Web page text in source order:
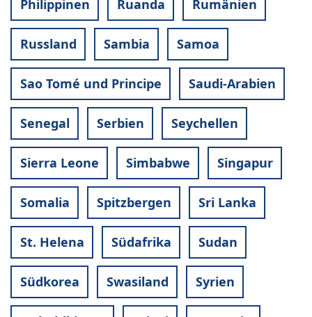
Philippinen Ruanda Rumänien
Russland Sambia Samoa
Sao Tomé und Principe Saudi-Arabien
Senegal Serbien Seychellen
Sierra Leone Simbabwe Singapur
Somalia Spitzbergen Sri Lanka
St. Helena Südafrika Sudan
Südkorea Swasiland Syrien